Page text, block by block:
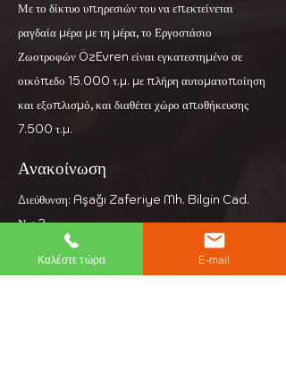
Με το δίκτυο υπηρεσιών του να επεκτείνεται
ραγδαία μέρα με τη μέρα, το Εργοστάσιο
Ζωοτροφών ÖzEvren είναι εγκατεστημένο σε
οικόπεδο 15.000 τ.μ. με πλήρη αυτοματοποίηση
και εξοπλισμό, και διαθέτει χώρο αποθήκευσης
7.500 τ.μ.
Ανακοίνωση
Διεύθυνση: Aşağı Zaferiye Mh. Bilgin Cad.
Νο: 3
Κεσάν Αδριανούπολη
Τηλέφωνο:+90 284 714 39 97
Καλέστε τώρα E-mail